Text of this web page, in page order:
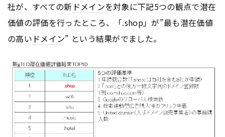
社が、すべての新 ドメインを対象に下記5つの観点で潜在
価値の評価を行ったところ、「.shop」が”最も潜在価値
の高い ドメイン” という結果がでました。